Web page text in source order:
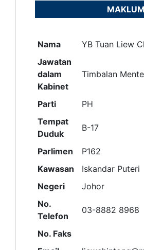
Nama
YB Tuan Liew
Jawatan
dalam
Kabinet
Timbalan
Parti
PH
Tempat
Duduk
B-17
Parlimen
P162
Kawasan
Iskandar Puteri
Negeri
Johor
No.
Telefon
03-8882 8968
No. Faks